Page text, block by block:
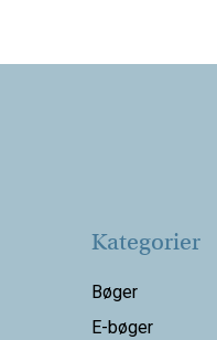
Kategorier
Bøger
E-bøger